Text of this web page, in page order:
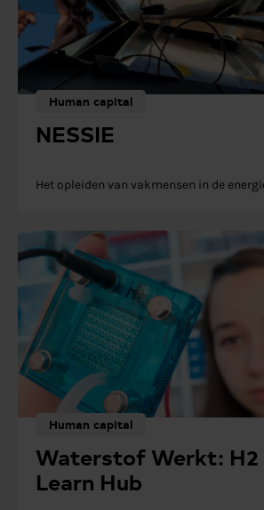
Human capital
NESSIE
Het opleiden van vakmensen in de
Human capital
Waterstof Werkt: H2
Learn Hub